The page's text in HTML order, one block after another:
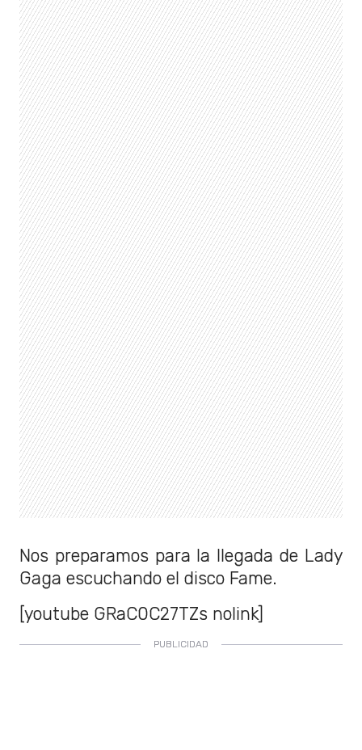
Nos preparamos para la llegada de Lady
Gaga escuchando el disco Fame.
[youtube GRaC0C27TZs nolink]